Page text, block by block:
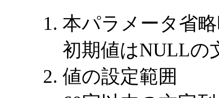
本パラメータ省
初期値はNULLの
値の設定範囲